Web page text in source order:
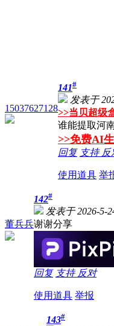
15037627128
141#
发表于
>>当贝超级
谁能提取河
>>免费AI
回复 支持 反
使用道具 举
董兵兵
142#
发表于 2026-5-
谢谢分享
回复 支持 反对
使用道具 举报
143#